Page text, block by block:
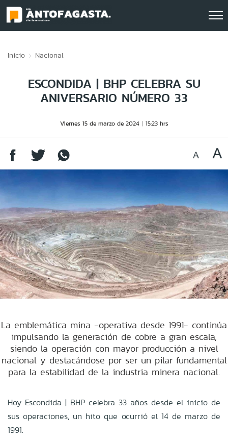
Inicio Nacional
ESCONDIDA | BHP CELEBRA SU
ANIVERSARIO NÚMERO 33
Viernes 15 de marzo de 2024 15:23 hrs
La emblemática mina -operativa desde 1991- continúa
impulsando la generación de cobre a gran escala,
siendo la operación con mayor producción a nivel
nacional y destacándose por ser un pilar fundamental
para la estabilidad de la industria minera nacional.
Hoy Escondida | BHP celebra 33 años desde el inicio de
sus operaciones, un hito que ocurrió el 14 de marzo de
1991.